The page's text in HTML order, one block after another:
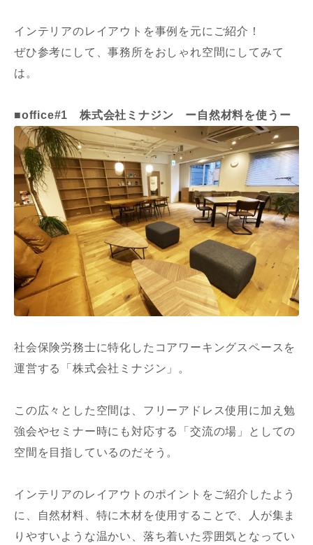
インテリアのレイアウトを事例を元にご紹介！
ぜひ参考にして、事務所をおしゃれ空間にしてみて
は。
■office#1 株式会社ミナジン ー自然材料を使うー
社会保険労務士に特化したコアワーキングスペースを
運営する「株式会社ミナジン」。
この広々とした空間は、フリーアドレス使用に加え勉
強会やセミナー時にも対応する「交流の場」としての
空間を目指しているのだそう。
インテリアのレイアウトのポイントをご紹介したよう
に、自然材料、特に木材を使用することで、人が集ま
りやすいような温かい、落ち着いた雰囲気となってい